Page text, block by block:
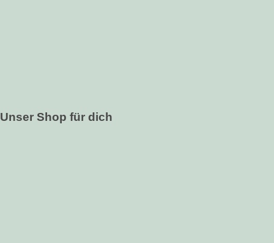
Unser Shop für dich